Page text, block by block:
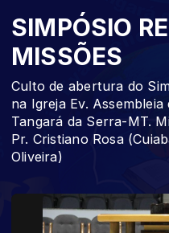
SIMPÓSIO
MISSÕES
Culto de abertura do
na Igreja Ev.
Tangará da Serra-MT.
Pr. Cristiano Rosa
Oliveira)